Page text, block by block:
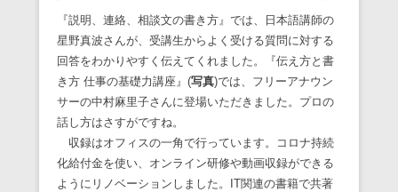
『説明、連絡、相談文の書き方』では、日本語講師の
星野真波さんが、受講生からよく受ける質問に対する
回答をわかりやすく伝えてくれました。『伝え方と書
き方 仕事の基礎力講座』(写真)では、フリーアナウン
サーの中村麻里子さんに登場いただきました。プロの
話し方はさすがですね。
収録はオフィスの一角で行っています。コロナ持続
化給付金を使い、オンライン研修や動画収録ができる
ようにリノベーションしました。IT関連の書籍で共著